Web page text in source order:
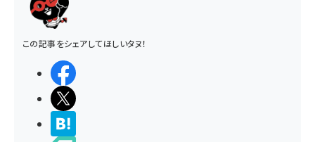
この記事をシェアしてほしいタヌ！